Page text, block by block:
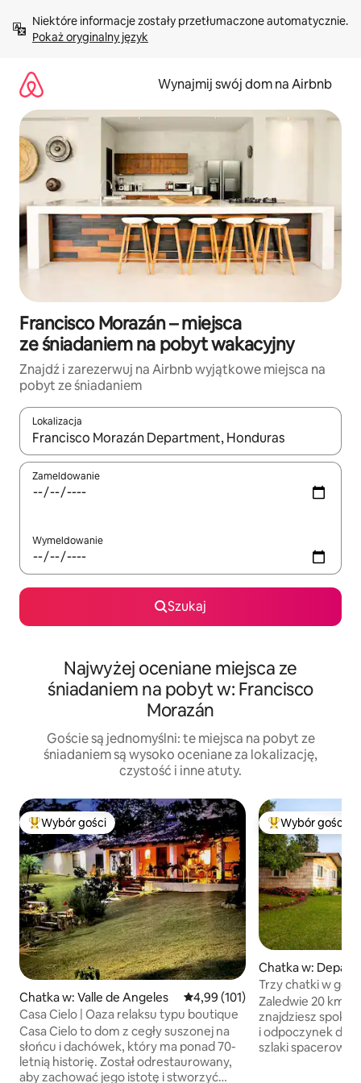
treści Pokaż oryginalny język
Wynajmij swój dom na Airbnb
Francisco Morazán – miejsca
ze śniadaniem na pobyt wakacyjny
Znajdź i zarezerwuj na Airbnb wyjątkowe miejsca na
pobyt ze śniadaniem
Lokalizacja
Gdy wyniki będą dostępne, możesz poruszać się po nich za
Zameldowanie
Wymeldowanie
Szukaj
Najwyżej oceniane miejsca ze
śniadaniem na pobyt w: Francisco
Morazán
Goście są jednomyślni: te miejsca na pobyt ze
śniadaniem są wysoko oceniane za lokalizację,
czystość i inne atuty.
Najpopularniejsze z kategorii Wybór gości
Wybór gości
Chatka w: Valle de Angeles Średnia ocena: 4,99 na 5, liczba
4,99 (101)
Casa Cielo | Oaza relaksu typu boutique
Casa Cielo to dom z cegły suszonej na
słońcu i dachówek, który ma ponad 70-
letnią historię. Został odrestaurowany,
aby zachować jego istotę i stworzyć
Wybór gości
Chatka w:
ncisco Morazán
Trzy chatki w
Zaledwie 20 km
znajdziesz
i odpoczynek dla
szlaki spacerowe